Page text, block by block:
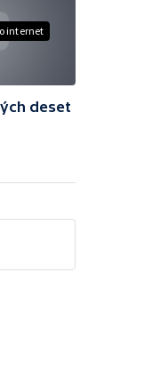
internet
deset